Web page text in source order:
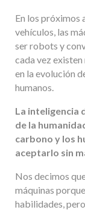
En los próximos
vehículos, las
ser robots y
cada vez
en la evolución
humanos.
La inteligencia
de la
carbono y los
aceptarlo sin
Nos decimos
máquinas
habilidades,